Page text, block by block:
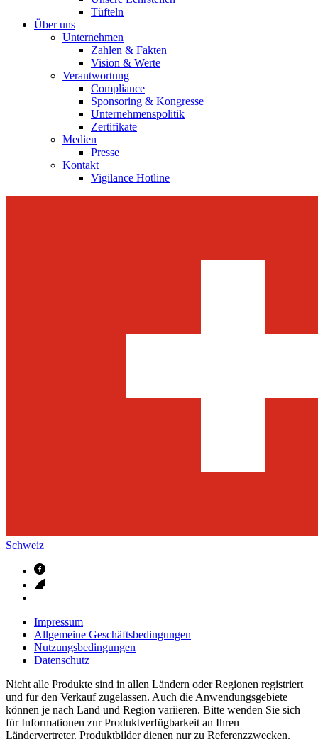
Tüfteln
Über uns
Unternehmen
Zahlen & Fakten
Vision & Werte
Verantwortung
Compliance
Sponsoring & Kongresse
Unternehmenspolitik
Zertifikate
Medien
Presse
Kontakt
Vigilance Hotline
Schweiz
Impressum
Allgemeine Geschäftsbedingungen
Nutzungsbedingungen
Datenschutz
Nicht alle Produkte sind in allen Ländern oder Regionen registriert
und für den Verkauf zugelassen. Auch die Anwendungsgebiete
können je nach Land und Region variieren. Bitte wenden Sie sich
für Informationen zur Produktverfügbarkeit an Ihren
Ländervertreter. Produktbilder dienen nur zu Referenzzwecken.